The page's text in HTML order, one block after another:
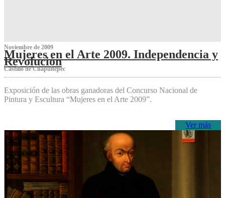
Noviembre de 2009
Mujeres en el Arte 2009. Independencia y
Revolución
Castillo de Chapultepec
Exposición de las obras ganadoras del Concurso Nacional de
Pintura y Escultura “Mujeres en el Arte 2009”.
Ver más